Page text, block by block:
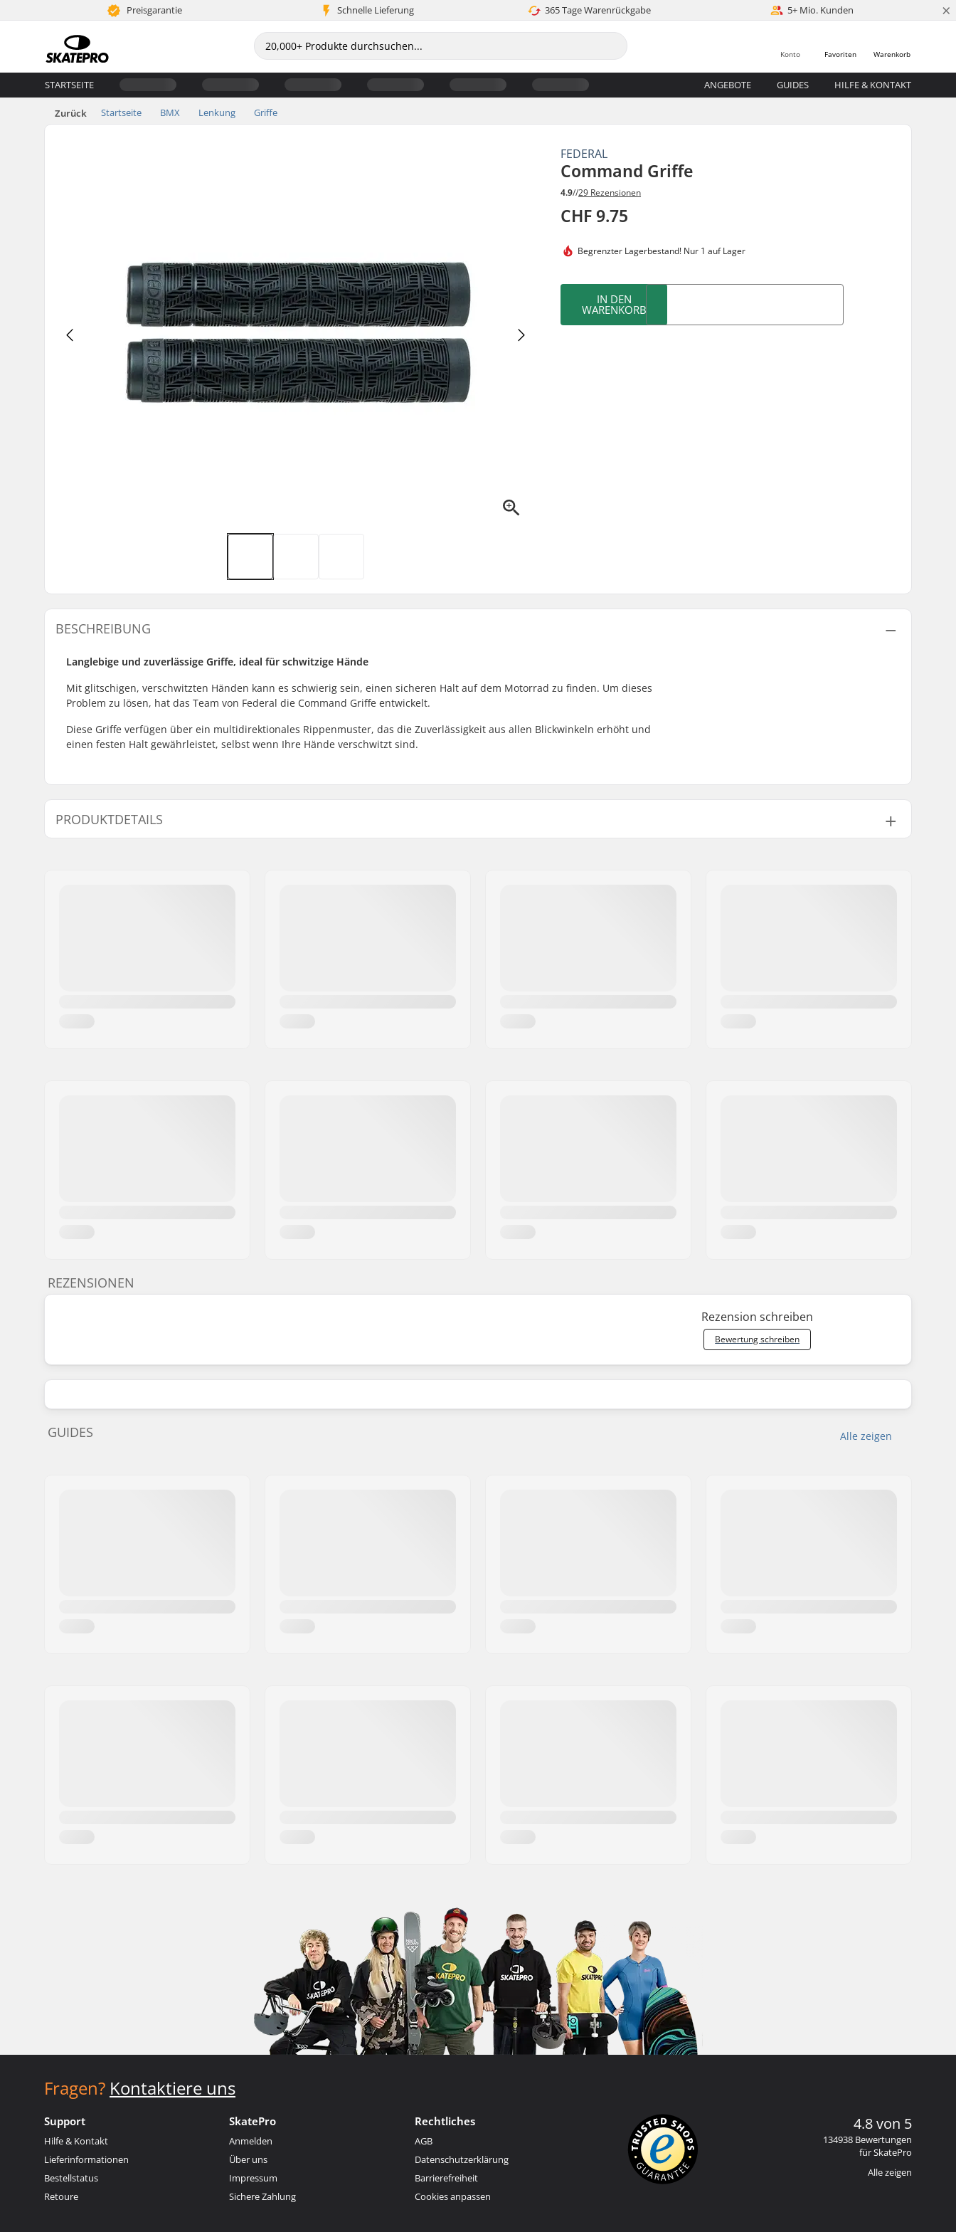
Preisgarantie Schnelle Lieferung 365 Tage Warenrückgabe 5+ Mio. Kunden ×
Warenkorb
Favoriten
Konto
STARTSEITE ANGEBOTE GUIDES HILFE & KONTAKT
Zurück Startseite BMX Lenkung Griffe
FEDERAL
Command Griffe
4.9//29 Rezensionen
CHF 9.75
Begrenzter Lagerbestand! Nur 1 auf Lager
IN DEN
WARENKORB
BESCHREIBUNG
Langlebige und zuverlässige Griffe, ideal für schwitzige Hände
Mit glitschigen, verschwitzten Händen kann es schwierig sein, einen sicheren Halt auf dem Motorrad zu finden. Um dieses
Problem zu lösen, hat das Team von Federal die Command Griffe entwickelt.
Diese Griffe verfügen über ein multidirektionales Rippenmuster, das die Zuverlässigkeit aus allen Blickwinkeln erhöht und
einen festen Halt gewährleistet, selbst wenn Ihre Hände verschwitzt sind.
PRODUKTDETAILS
REZENSIONEN
Rezension schreiben
Bewertung schreiben
Alle zeigen
GUIDES
Fragen? Kontaktiere uns
Support
Hilfe & Kontakt
Lieferinformationen
Bestellstatus
Retoure
SkatePro
Anmelden
Über uns
Impressum
Sichere Zahlung
Rechtliches
AGB
Datenschutzerklärung
Barrierefreiheit
Cookies anpassen
4.8 von 5
134938 Bewertungen
für SkatePro
Alle zeigen